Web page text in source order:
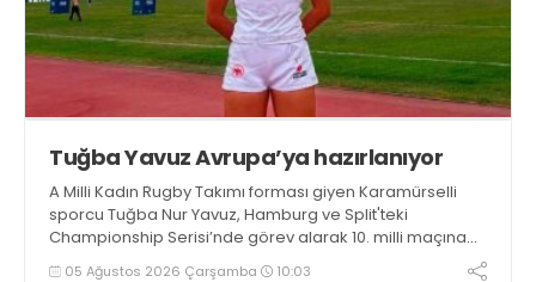
Tuğba Yavuz Avrupa’ya hazırlanıyor
A Milli Kadın Rugby Takımı forması giyen Karamürselli
sporcu Tuğba Nur Yavuz, Hamburg ve Split'teki
Championship Serisi’nde görev alarak 10. milli maçına
çıkma eşiğini geride bıraktı
05 Ağustos 2026 Çarşamba 10:03